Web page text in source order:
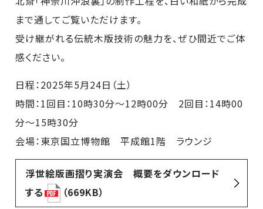
まで通してご覧いただけます。
受け継がれる伝統木版技術の魅力を、ぜひ間近でご体
感ください。
日程：2025年5月24日（土）
時間：1回目：10時30分～12時00分 2回目：14時00
分～15時30分
会場：東京国立博物館 平成館1階 ラウンジ
浮世絵版画摺り実演会 概要をダウンロード
する
（669KB）